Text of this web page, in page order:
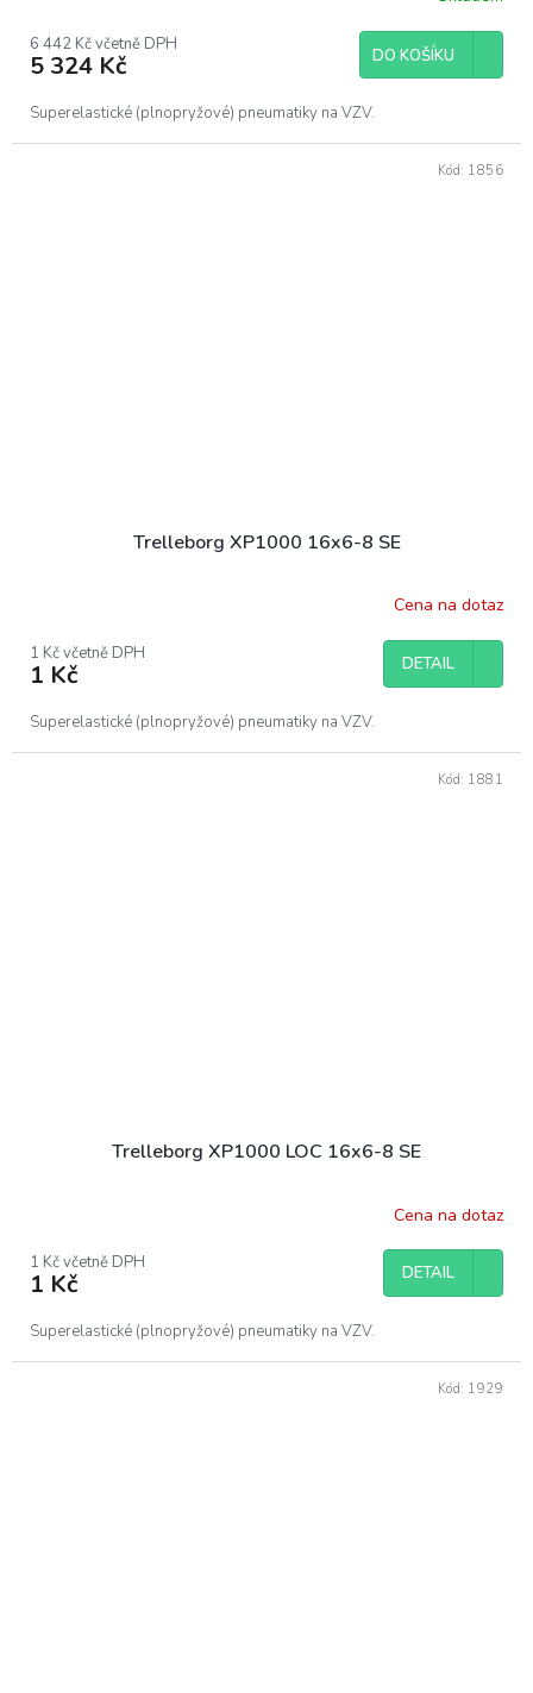
6 442 Kč včetně DPH
5 324 Kč DO KOŠÍKU
Superelastické (plnopryžové) pneumatiky na VZV.
Trelleborg XP1000 16x6-8 SE
Cena na dotaz
1 Kč včetně DPH
1 Kč DETAIL
Superelastické (plnopryžové) pneumatiky na VZV.
Kód: 1856
Trelleborg XP1000 LOC 16x6-8 SE
Cena na dotaz
1 Kč včetně DPH
1 Kč DETAIL
Superelastické (plnopryžové) pneumatiky na VZV.
Kód: 1881
Kód: 1929